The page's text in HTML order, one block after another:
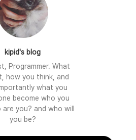
kipid's blog
Programmer. What
how you think, and
what you
become who you
are you? and who will
you be?